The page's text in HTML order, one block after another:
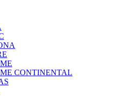
CONTINENTAL